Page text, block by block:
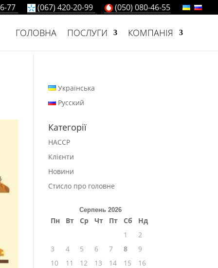
77 (067) 420-20-99 (050) 080-46-55
ГОЛОВНА ПОСЛУГИ КОМПАНІЯ
Українська
Русский
Категорії
HACCP
Клієнти
Новини
Стисло про головне
Серпень 2026
Пн Вт Ср Чт Пт Сб
Нд
1
2
3
4 5 6 7 8
9
10
11 12 13 14 15
16